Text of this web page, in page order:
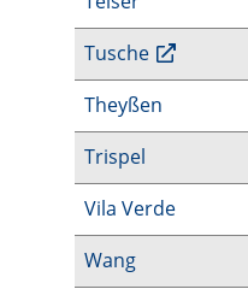
Tusche
Theyßen
Trispel
Vila Verde
Wang